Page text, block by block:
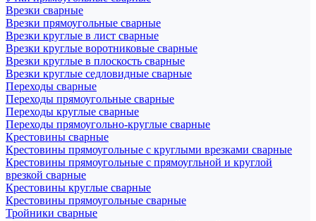
Врезки сварные
Врезки прямоугольные сварные
Врезки круглые в лист сварные
Врезки круглые воротниковые сварные
Врезки круглые в плоскость сварные
Врезки круглые седловидные сварные
Переходы сварные
Переходы прямоугольные сварные
Переходы круглые сварные
Переходы прямоугольно-круглые сварные
Крестовины сварные
Крестовины прямоугольные с круглыми врезками сварные
Крестовины прямоугольные с прямоугльной и круглой
врезкой сварные
Крестовины круглые сварные
Крестовины прямоугольные сварные
Тройники сварные